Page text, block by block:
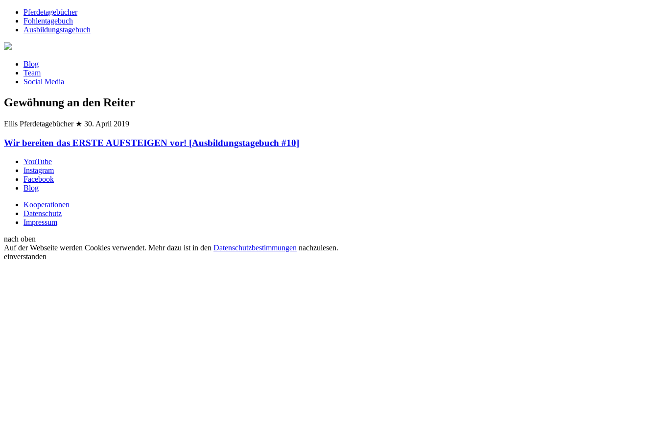
Pferdetagebücher
Fohlentagebuch
Ausbildungstagebuch
Blog
Team
Social Media
Gewöhnung an den Reiter
Ellis Pferdetagebücher ★ 30. April 2019
Wir bereiten das ERSTE AUFSTEIGEN vor! [Ausbildungstagebuch #10]
YouTube
Instagram
Facebook
Blog
Kooperationen
Datenschutz
Impressum
nach oben
Auf der Webseite werden Cookies verwendet. Mehr dazu ist in den Datenschutzbestimmungen nachzulesen.
einverstanden